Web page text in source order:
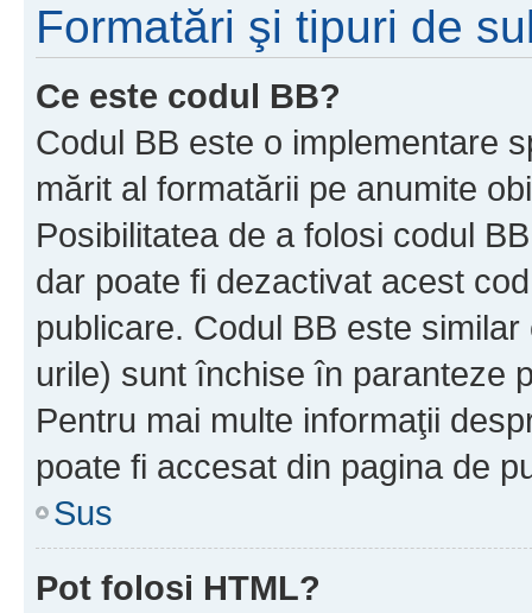
Formatări şi tipuri de
Ce este codul BB?
Codul BB este o implementare
mărit al formatării pe anumite
Posibilitatea de a folosi codul
dar poate fi dezactivat acest
publicare. Codul BB este
urile) sunt închise în paranteze
Pentru mai multe informaţii
poate fi accesat din pagina de
Sus
Pot folosi HTML?